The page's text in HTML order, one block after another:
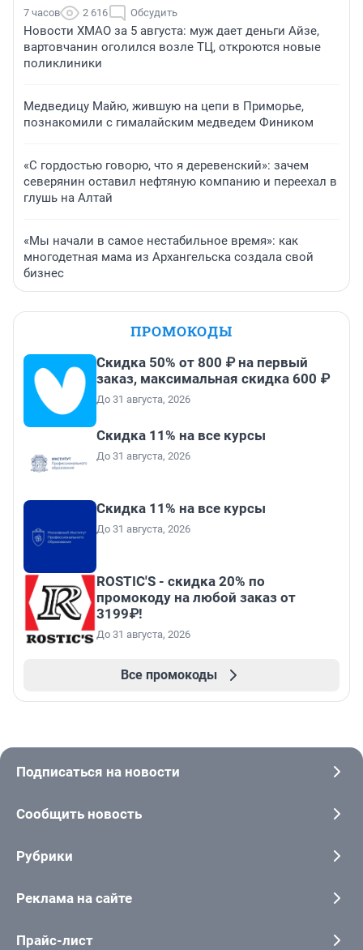
7 часов 2 616 Обсудить
Новости ХМАО за 5 августа: муж дает деньги Айзе,
вартовчанин оголился возле ТЦ, откроются новые
поликлиники
Медведицу Майю, жившую на цепи в Приморье,
познакомили с гималайским медведем Фиником
«С гордостью говорю, что я деревенский»: зачем
северянин оставил нефтяную компанию и переехал в
глушь на Алтай
«Мы начали в самое нестабильное время»: как
многодетная мама из Архангельска создала свой
бизнес
ПРОМОКОДЫ
Скидка 50% от 800 ₽ на первый
заказ, максимальная скидка 600 ₽
До 31 августа, 2026
Скидка 11% на все курсы
До 31 августа, 2026
Скидка 11% на все курсы
До 31 августа, 2026
ROSTIC'S - скидка 20% по
промокоду на любой заказ от
3199₽!
До 31 августа, 2026
Все промокоды
Подписаться на новости
Сообщить новость
Рубрики
Реклама на сайте
Прайс-лист